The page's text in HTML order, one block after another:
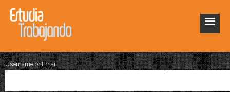
Username or Email